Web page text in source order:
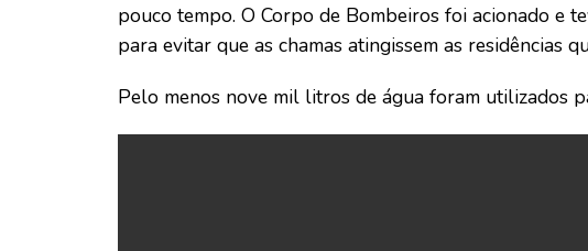
pouco tempo. O Corpo de Bombeiros foi acionado e
para evitar que as chamas atingissem as residências
Pelo menos nove mil litros de água foram utilizados